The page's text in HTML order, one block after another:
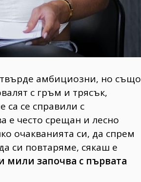
твърде амбициозни, но също
с гръм и трясък,
са се справили с
е често срещан и лесно
очакванията си, да спрем
си повтаряме, сякаш е
мили започва с първата